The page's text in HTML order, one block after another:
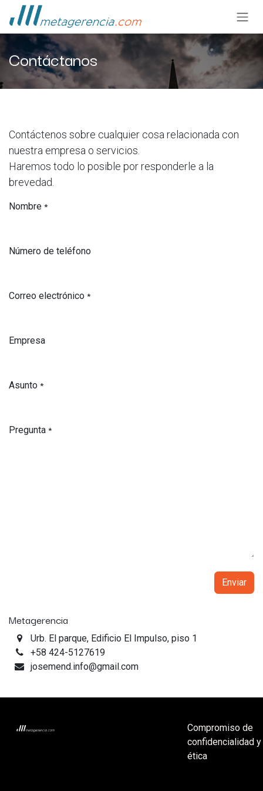
Ir al contenido
Contáctanos
Contáctenos sobre cualquier cosa relacionada con
nuestra empresa o servicios.
Haremos todo lo posible por responderle a la
brevedad.
Nombre *
Número de teléfono
Correo electrónico *
Empresa
Asunto *
Pregunta *
Enviar
Metagerencia
Urb. El parque, Edificio El Impulso, piso 1
+58 424-5127619
josemend.info@gmail.com
Compromiso de
confidencialidad y
ética